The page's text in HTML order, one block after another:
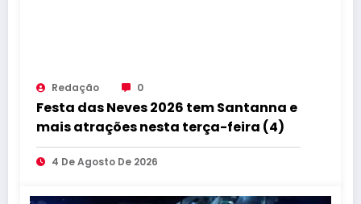
Redação 0
Festa das Neves 2026 tem Santanna e
mais atrações nesta terça-feira (4)
4 De Agosto De 2026